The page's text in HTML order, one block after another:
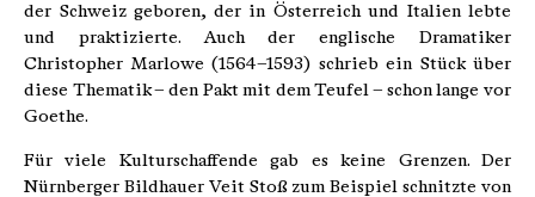
der Schweiz geboren, der in Österreich und Italien lebte
und praktizierte. Auch der englische Dramatiker
Christopher Marlowe (1564–1593) schrieb ein Stück über
diese Thematik – den Pakt mit dem Teufel – schon lange vor
Goethe.
Für viele Kulturschaffende gab es keine Grenzen. Der
Nürnberger Bildhauer Veit Stoß zum Beispiel schnitzte von